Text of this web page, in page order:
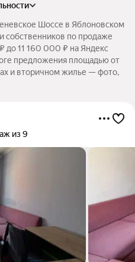
Шоссе в Яблоновском
собственников по продаже
до 11 160 000 ₽ на Яндекс
предложения площадью от
и вторичном жилье — фото,
из 9